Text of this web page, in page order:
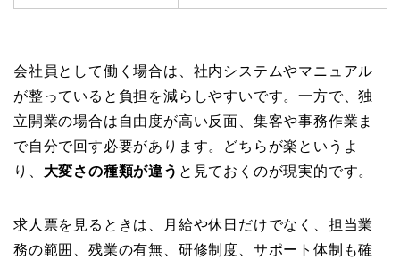
会社員として働く場合は、社内システムやマニュアル
が整っていると負担を減らしやすいです。一方で、独
立開業の場合は自由度が高い反面、集客や事務作業ま
で自分で回す必要があります。どちらが楽というよ
り、 大変さの種類が違う と見ておくのが現実的です。
求人票を見るときは、月給や休日だけでなく、担当業
務の範囲、残業の有無、研修制度、サポート体制も確